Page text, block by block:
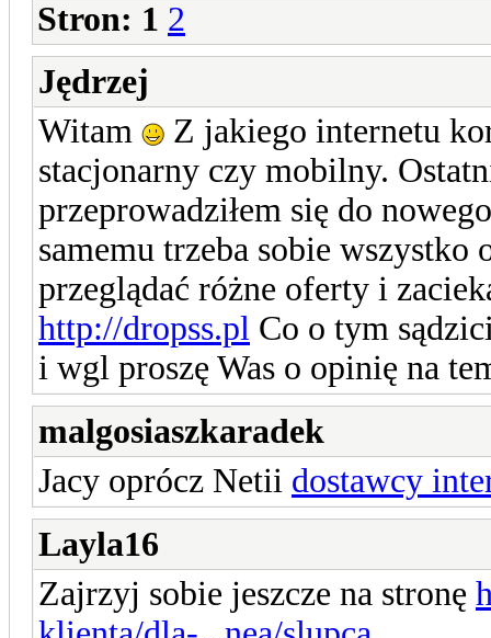
Stron: 1 2
Jędrzej
Witam
Z jakiego internetu
stacjonarny czy mobilny.
przeprowadziłem się do
samemu trzeba sobie wszystko
przeglądać różne oferty i
http://dropss.pl Co o tym
i wgl proszę Was o opinię na
malgosiaszkaradek
Jacy oprócz Netii dostawcy
Layla16
Zajrzyj sobie jeszcze na stronę